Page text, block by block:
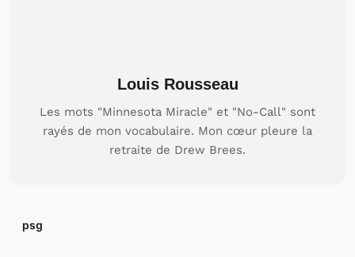
Louis Rousseau
Les mots "Minnesota Miracle" et "No-Call" sont
rayés de mon vocabulaire. Mon cœur pleure la
retraite de Drew Brees.
psg